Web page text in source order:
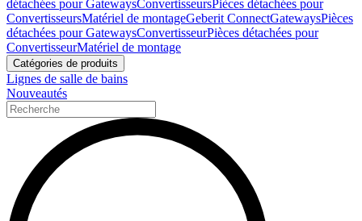
détachées pour GatewaysConvertisseursPièces détachées pour
ConvertisseursMatériel de montageGeberit ConnectGatewaysPièces
détachées pour GatewaysConvertisseurPièces détachées pour
ConvertisseurMatériel de montage
Catégories de produits
Lignes de salle de bains
Nouveautés